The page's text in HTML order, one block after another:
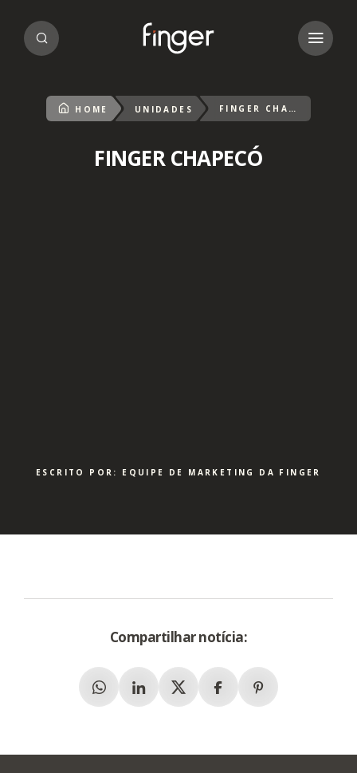
HOME UNIDADES FINGER CHAPECÓ
FINGER CHAPECÓ
ESCRITO POR: EQUIPE DE MARKETING DA FINGER
Compartilhar notícia:
WhatsappLinkedinX (Twitter)FacebookPinterest